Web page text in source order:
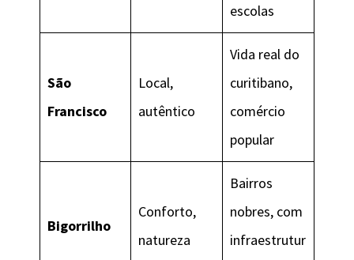
escolas
São
Francisco
Local,
autêntico
Vida real do
curitibano,
comércio
popular
Bigorrilho
Conforto,
natureza
Bairros
nobres, com
infraestrutur